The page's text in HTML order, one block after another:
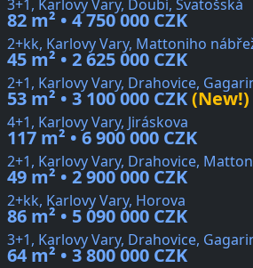
3+1, Karlovy Vary, Doubí, Svatošská
82 m² • 4 750 000 CZK
2+kk, Karlovy Vary, Mattoniho
45 m² • 2 625 000 CZK
2+1, Karlovy Vary, Drahovice,
53 m² • 3 100 000 CZK(New!)
4+1, Karlovy Vary, Jiráskova
117 m² • 6 900 000 CZK
2+1, Karlovy Vary, Drahovice,
49 m² • 2 900 000 CZK
2+kk, Karlovy Vary, Horova
86 m² • 5 090 000 CZK
3+1, Karlovy Vary, Drahovice,
64 m² • 3 800 000 CZK